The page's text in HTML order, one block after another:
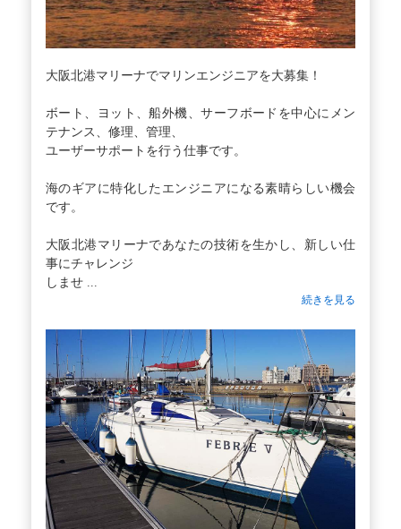
大阪北港マリーナでマリンエンジニアを大募集！
ボート、ヨット、船外機、サーフボードを中心にメン
テナンス、修理、管理、
ユーザーサポートを行う仕事です。
海のギアに特化したエンジニアになる素晴らしい機会
です。
大阪北港マリーナであなたの技術を生かし、新しい仕
事にチャレンジ
しませ ...
続きを見る